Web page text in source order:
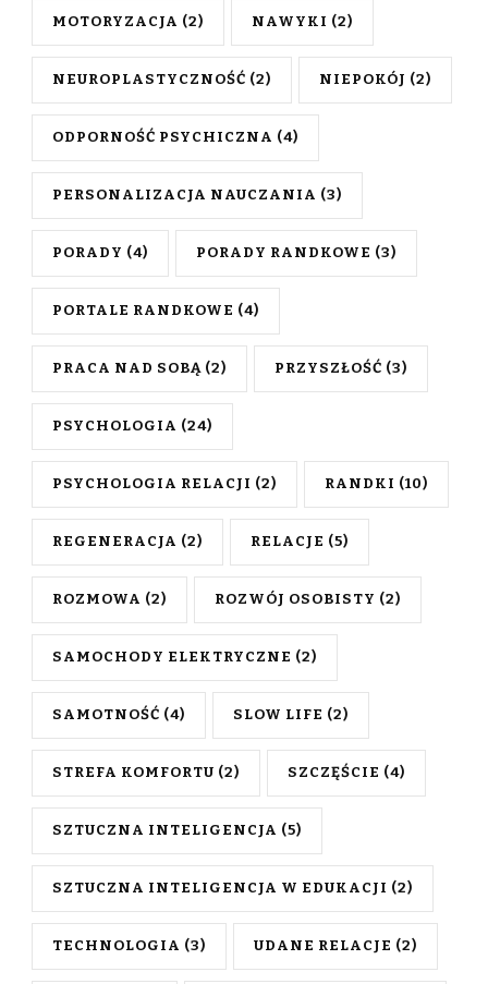
MOTORYZACJA (2) NAWYKI (2)
NEUROPLASTYCZNOŚĆ (2) NIEPOKÓJ (2)
ODPORNOŚĆ PSYCHICZNA (4)
PERSONALIZACJA NAUCZANIA (3)
PORADY (4) PORADY RANDKOWE (3)
PORTALE RANDKOWE (4)
PRACA NAD SOBĄ (2) PRZYSZŁOŚĆ (3)
PSYCHOLOGIA (24)
PSYCHOLOGIA RELACJI (2) RANDKI (10)
REGENERACJA (2) RELACJE (5)
ROZMOWA (2) ROZWÓJ OSOBISTY (2)
SAMOCHODY ELEKTRYCZNE (2)
SAMOTNOŚĆ (4) SLOW LIFE (2)
STREFA KOMFORTU (2) SZCZĘŚCIE (4)
SZTUCZNA INTELIGENCJA (5)
SZTUCZNA INTELIGENCJA W EDUKACJI (2)
TECHNOLOGIA (3) UDANE RELACJE (2)